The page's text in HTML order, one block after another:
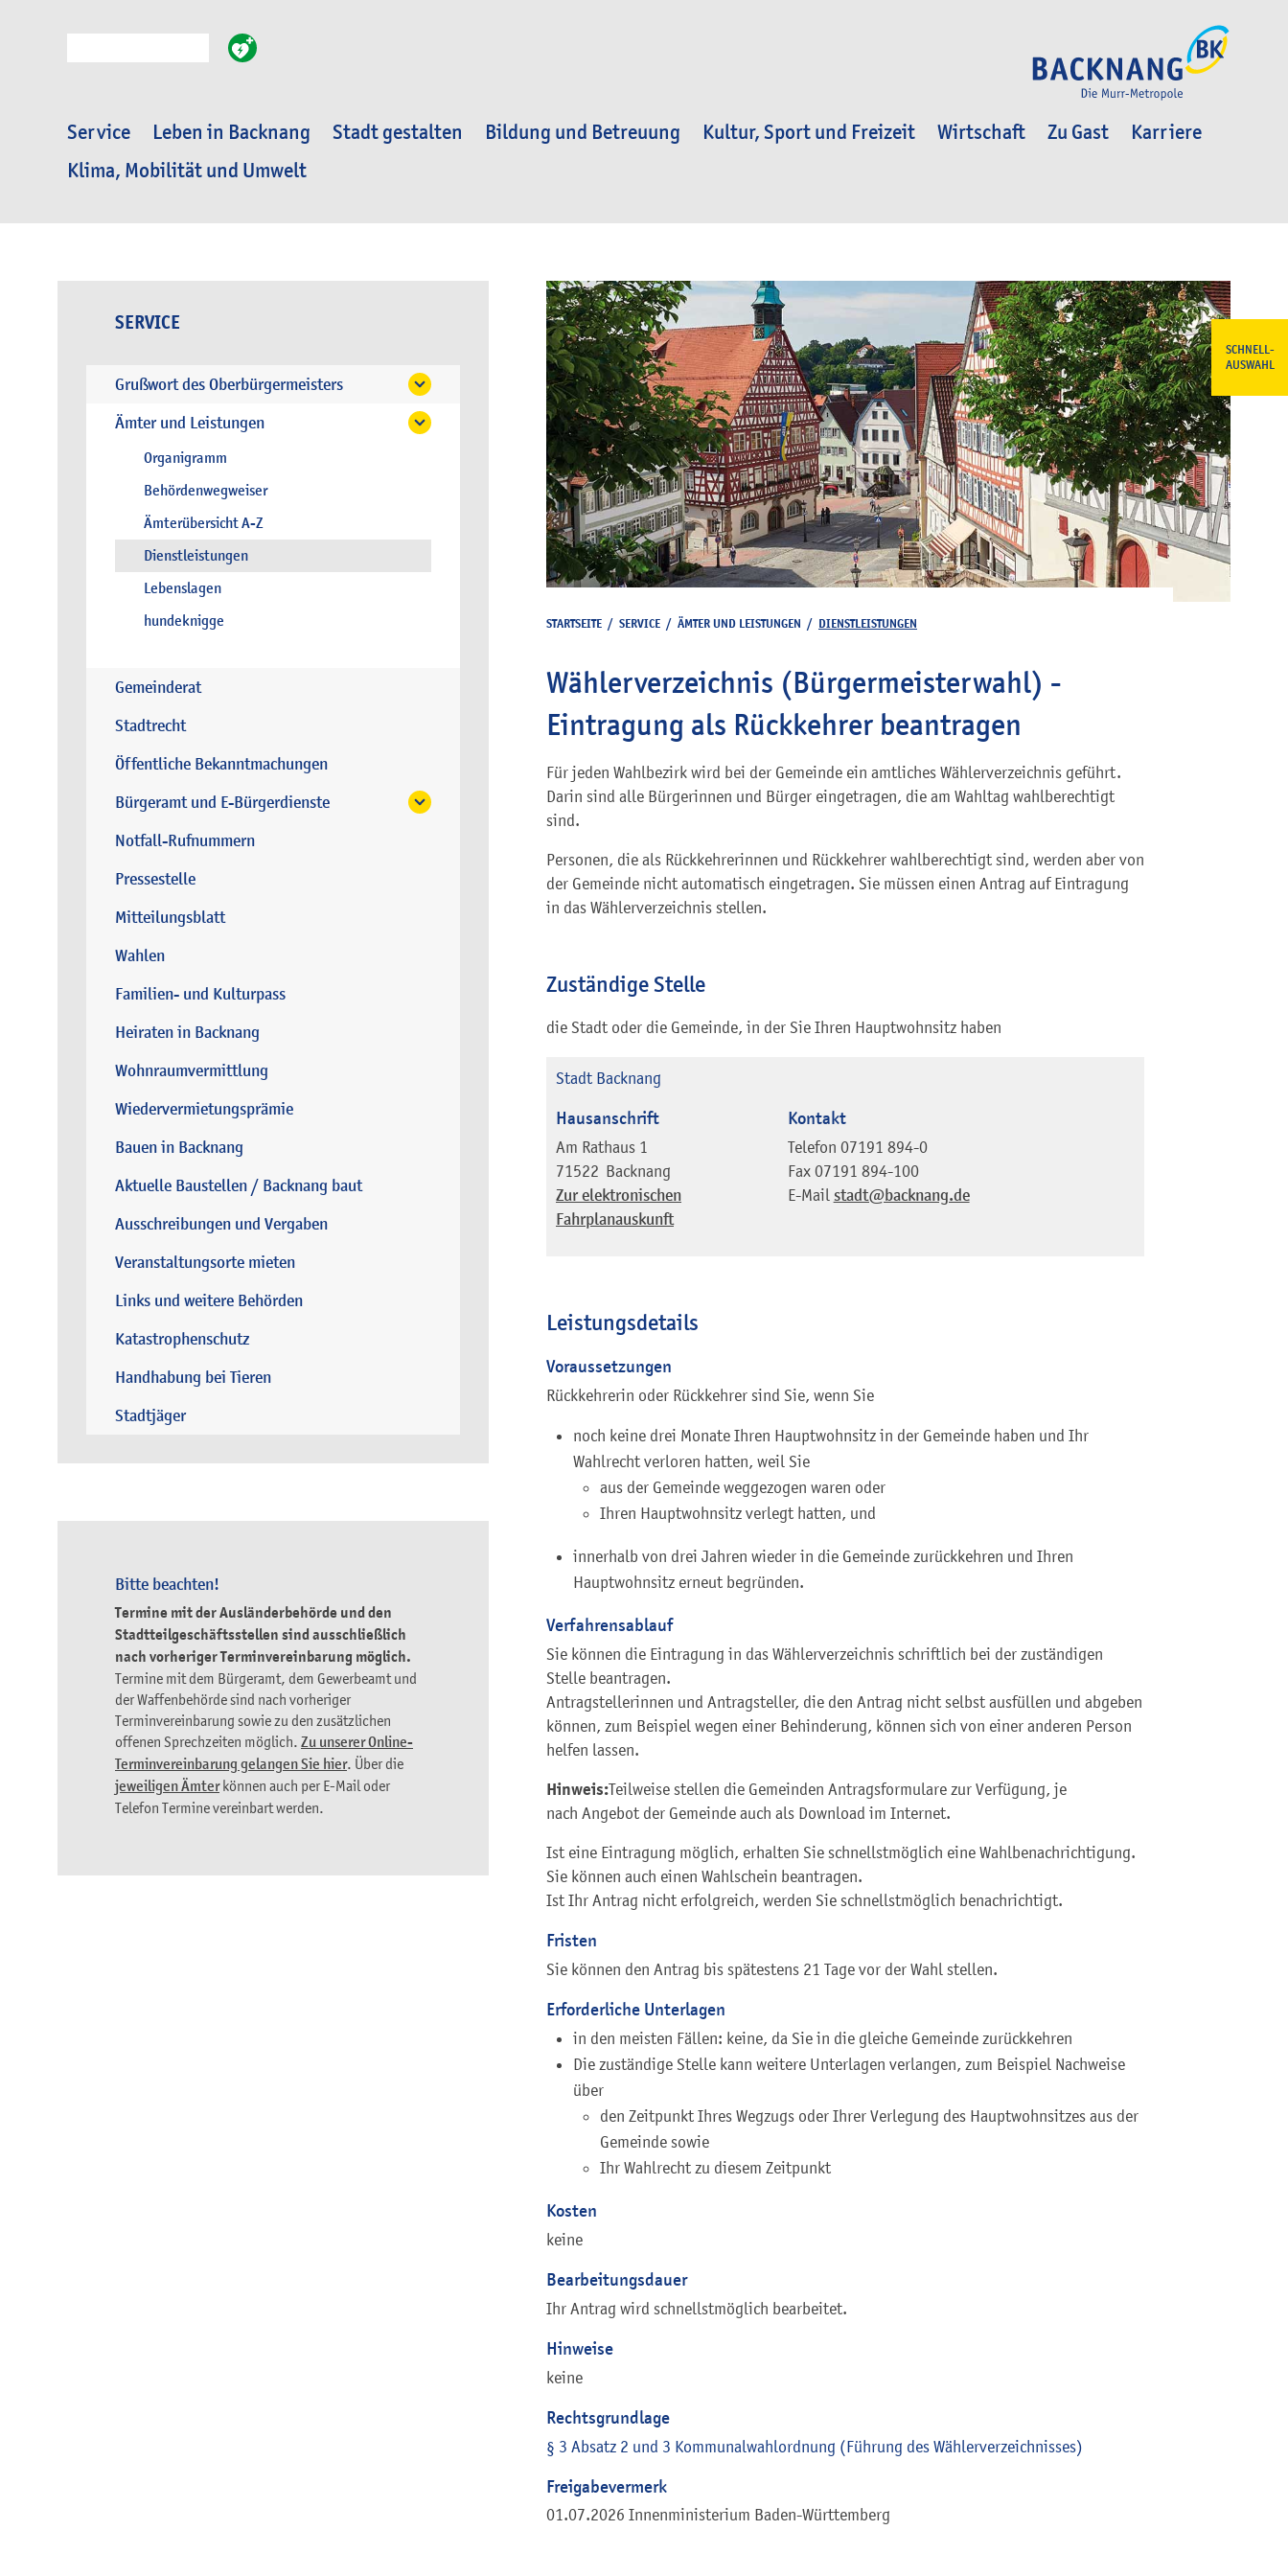
Service Leben in Backnang Stadt gestalten Bildung und Betreuung Kultur, Sport und Freizeit Wirtschaft Zu Gast
Karriere
Klima, Mobilität und Umwelt
SCHNELL-
AUSWAHL
SERVICE
Grußwort des Oberbürgermeisters
Ämter und Leistungen
Organigramm
Behördenwegweiser
Ämterübersicht A-Z
Dienstleistungen
Lebenslagen
hundeknigge
Gemeinderat
Stadtrecht
Öffentliche Bekanntmachungen
Bürgeramt und E-Bürgerdienste
Notfall-Rufnummern
Pressestelle
Mitteilungsblatt
Wahlen
Familien- und Kulturpass
Heiraten in Backnang
Wohnraumvermittlung
Wiedervermietungsprämie
Bauen in Backnang
Aktuelle Baustellen / Backnang baut
Ausschreibungen und Vergaben
Veranstaltungsorte mieten
Links und weitere Behörden
Katastrophenschutz
Handhabung bei Tieren
Stadtjäger
Bitte beachten!
Termine mit der Ausländerbehörde und den
Stadtteilgeschäftsstellen sind ausschließlich
nach vorheriger Terminvereinbarung möglich.
Termine mit dem Bürgeramt, dem Gewerbeamt und
der Waffenbehörde sind nach vorheriger
Terminvereinbarung sowie zu den zusätzlichen
offenen Sprechzeiten möglich. Zu unserer Online-
Terminvereinbarung gelangen Sie hier. Über die
jeweiligen Ämterkönnen auch per E-Mail oder
Telefon Termine vereinbart werden.
STARTSEITE / SERVICE / ÄMTER UND LEISTUNGEN / DIENSTLEISTUNGEN
Wählerverzeichnis (Bürgermeisterwahl) -
Eintragung als Rückkehrer beantragen
Für jeden Wahlbezirk wird bei der Gemeinde ein amtliches Wählerverzeichnis geführt.
Darin sind alle Bürgerinnen und Bürger eingetragen, die am Wahltag wahlberechtigt
sind.
Personen, die als Rückkehrerinnen und Rückkehrer wahlberechtigt sind, werden aber von
der Gemeinde nicht automatisch eingetragen. Sie müssen einen Antrag auf Eintragung
in das Wählerverzeichnis stellen.
Zuständige Stelle
die Stadt oder die Gemeinde, in der Sie Ihren Hauptwohnsitz haben
Stadt Backnang
Hausanschrift
Am Rathaus 1
71522 Backnang
Zur elektronischen
Fahrplanauskunft
Kontakt
Telefon 07191 894-0
Fax 07191 894-100
E-Mail stadt@backnang.de
Leistungsdetails
Voraussetzungen
Rückkehrerin oder Rückkehrer sind Sie, wenn Sie
noch keine drei Monate Ihren Hauptwohnsitz in der Gemeinde haben und Ihr
Wahlrecht verloren hatten, weil Sie
aus der Gemeinde weggezogen waren oder
Ihren Hauptwohnsitz verlegt hatten, und
innerhalb von drei Jahren wieder in die Gemeinde zurückkehren und Ihren
Hauptwohnsitz erneut begründen.
Verfahrensablauf
Sie können die Eintragung in das Wählerverzeichnis schriftlich bei der zuständigen
Stelle beantragen.
Antragstellerinnen und Antragsteller, die den Antrag nicht selbst ausfüllen und abgeben
können, zum Beispiel wegen einer Behinderung, können sich von einer anderen Person
helfen lassen.
Hinweis:Teilweise stellen die Gemeinden Antragsformulare zur Verfügung, je
nach Angebot der Gemeinde auch als Download im Internet.
Ist eine Eintragung möglich, erhalten Sie schnellstmöglich eine Wahlbenachrichtigung.
Sie können auch einen Wahlschein beantragen.
Ist Ihr Antrag nicht erfolgreich, werden Sie schnellstmöglich benachrichtigt.
Fristen
Sie können den Antrag bis spätestens 21 Tage vor der Wahl stellen.
Erforderliche Unterlagen
in den meisten Fällen: keine, da Sie in die gleiche Gemeinde zurückkehren
Die zuständige Stelle kann weitere Unterlagen verlangen, zum Beispiel Nachweise
über
den Zeitpunkt Ihres Wegzugs oder Ihrer Verlegung des Hauptwohnsitzes aus der
Gemeinde sowie
Ihr Wahlrecht zu diesem Zeitpunkt
Kosten
keine
Bearbeitungsdauer
Ihr Antrag wird schnellstmöglich bearbeitet.
Hinweise
keine
Rechtsgrundlage
§ 3 Absatz 2 und 3 Kommunalwahlordnung (Führung des Wählerverzeichnisses)
Freigabevermerk
01.07.2026 Innenministerium Baden-Württemberg